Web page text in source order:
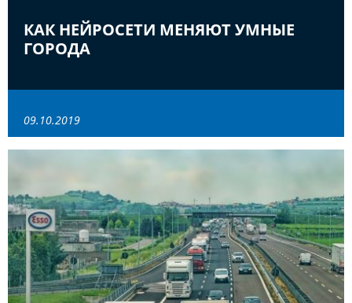
КАК НЕЙРОСЕТИ МЕНЯЮТ УМНЫЕ
ГОРОДА
09.10.2019